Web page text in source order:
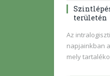
területén
Az
napjainkban
mely